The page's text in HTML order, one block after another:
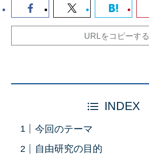
URLをコピーする
INDEX
今回のテーマ
自由研究の目的